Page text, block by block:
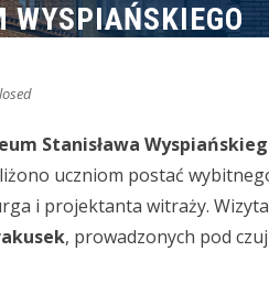
WYSPIAŃSKIEGO
Stanisława
uczniom postać
i projektanta witraży. Wizyta
, prowadzonych pod